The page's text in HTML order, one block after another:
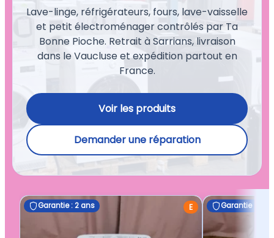
Lave-linge, réfrigérateurs, fours, lave-vaisselle
et petit électroménager contrôlés par Ta
Bonne Pioche. Retrait à Sarrians, livraison
dans le Vaucluse et expédition partout en
France.
Voir les produits
Demander une réparation
E
Garantie : 2 ans Garantie : 2